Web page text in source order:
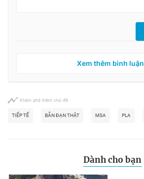
Xem thêm bình luận
Khám phá thêm chủ đề
TIẾP TẾ BẮN ĐẠN THẬT MSA PLA